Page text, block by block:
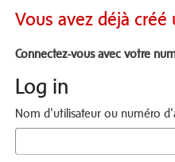
Vous avez déjà
Connectez-vous avec votre
Log in
Nom d'utilisateur ou numéro